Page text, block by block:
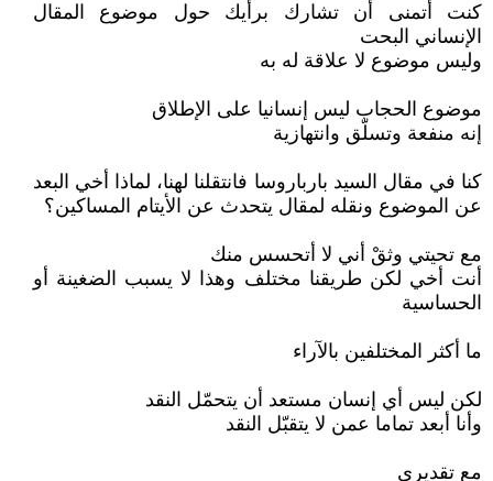
كنت أتمنى أن تشارك برأيك حول موضوع المقال
الإنساني البحت
وليس موضوع لا علاقة له به
موضوع الحجاب ليس إنسانيا على الإطلاق
إنه منفعة وتسلّق وانتهازية
كنا في مقال السيد بارباروسا فانتقلنا لهنا، لماذا أخي البعد
عن الموضوع ونقله لمقال يتحدث عن الأيتام المساكين؟
مع تحيتي وثقْ أني لا أتحسس منك
أنت أخي لكن طريقنا مختلف وهذا لا يسبب الضغينة أو
الحساسية
ما أكثر المختلفين بالآراء
لكن ليس أي إنسان مستعد أن يتحمّل النقد
وأنا أبعد تماما عمن لا يتقبّل النقد
مع تقديري